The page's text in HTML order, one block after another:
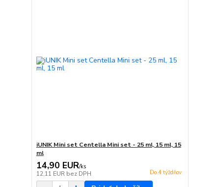
iUNIK Mini set Centella Mini set - 25 ml, 15 ml, 15
ml
14,90 EUR/ks
12,11 EUR bez DPH Do 4 týždňov